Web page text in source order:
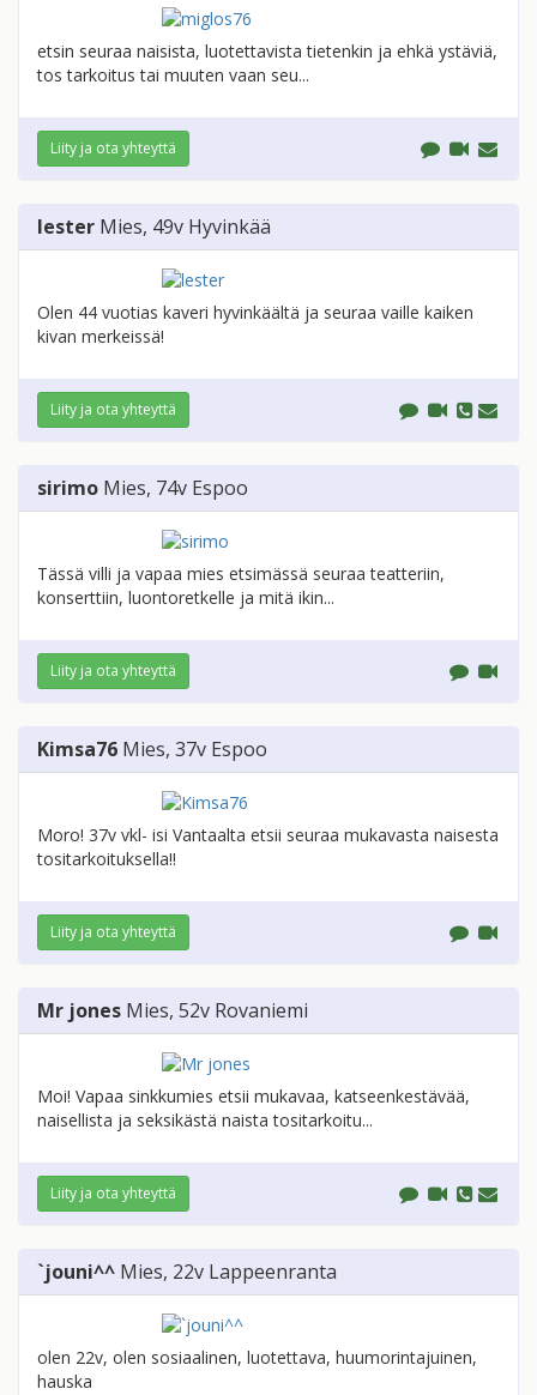
etsin seuraa naisista, luotettavista tietenkin ja ehkä ystäviä,
tos tarkoitus tai muuten vaan seu...
Liity ja ota yhteyttä
lester Mies, 49v Hyvinkää
Olen 44 vuotias kaveri hyvinkäältä ja seuraa vaille kaiken
kivan merkeissä!
Liity ja ota yhteyttä
sirimo Mies, 74v Espoo
Tässä villi ja vapaa mies etsimässä seuraa teatteriin,
konserttiin, luontoretkelle ja mitä ikin...
Liity ja ota yhteyttä
Kimsa76 Mies, 37v Espoo
Moro! 37v vkl- isi Vantaalta etsii seuraa mukavasta naisesta
tositarkoituksella!!
Liity ja ota yhteyttä
Mr jones Mies, 52v Rovaniemi
Moi! Vapaa sinkkumies etsii mukavaa, katseenkestävää,
naisellista ja seksikästä naista tositarkoitu...
Liity ja ota yhteyttä
`jouni^^ Mies, 22v Lappeenranta
olen 22v, olen sosiaalinen, luotettava, huumorintajuinen,
hauska